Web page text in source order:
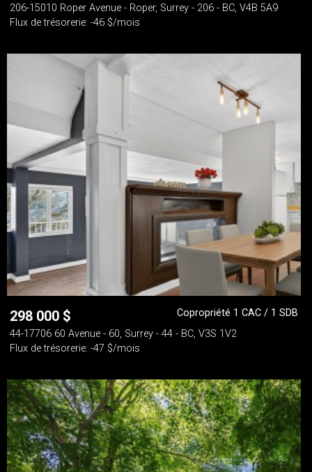
206-15010 Roper Avenue - Roper, Surrey - 206 - BC, V4B 5A9
Flux de trésorerie: -46 $/mois
298 000 $
Copropriété 1 CAC / 1 SDB
44-17706 60 Avenue - 60, Surrey - 44 - BC, V3S 1V2
Flux de trésorerie: -47 $/mois